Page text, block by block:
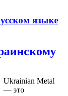
языке
Ukrainian Metal
— это